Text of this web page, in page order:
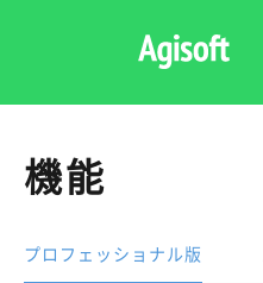
機能
プロフェッショナル版